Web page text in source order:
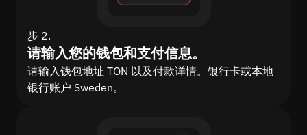
步 2.
请输入您的钱包和支付信息。
请输入钱包地址 TON 以及付款详情。银行卡或本地
银行账户 Sweden。